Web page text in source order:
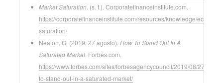
Market Saturation . (s. f.). Corporatefinanceinstitute.com.
https://corporatefinanceinstitute.com/resources/knowledge/
saturation/
Nealon, G. (2019, 27 agosto). How To Stand Out In A
Saturated Market. Forbes.com.
https://www.forbes.com/sites/forbesagencycouncil/2019/08/27/how-
to-stand-out-in-a-saturated-market/